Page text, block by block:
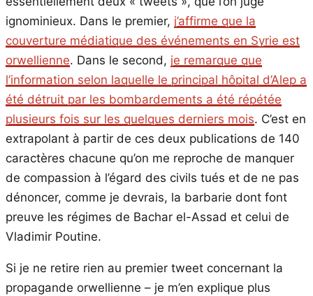
ignominieux. Dans le premier, j’affirme que la
couverture médiatique des événements en Syrie est
orwellienne. Dans le second, je remarque que
l’information selon laquelle le principal hôpital d’Alep a
été détruit par les bombardements a été répétée
plusieurs fois sur les quelques derniers mois. C’est en
extrapolant à partir de ces deux publications de 140
caractères chacune qu’on me reproche de manquer
de compassion à l’égard des civils tués et de ne pas
dénoncer, comme je devrais, la barbarie dont font
preuve les régimes de Bachar el-Assad et celui de
Vladimir Poutine.
Si je ne retire rien au premier tweet concernant la
propagande orwellienne – je m’en explique plus